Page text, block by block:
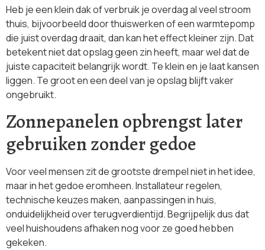
Heb je een klein dak of verbruik je overdag al veel stroom
thuis, bijvoorbeeld door thuiswerken of een warmtepomp
die juist overdag draait, dan kan het effect kleiner zijn. Dat
betekent niet dat opslag geen zin heeft, maar wel dat de
juiste capaciteit belangrijk wordt. Te klein en je laat kansen
liggen. Te groot en een deel van je opslag blijft vaker
ongebruikt.
Zonnepanelen opbrengst later
gebruiken zonder gedoe
Voor veel mensen zit de grootste drempel niet in het idee,
maar in het gedoe eromheen. Installateur regelen,
technische keuzes maken, aanpassingen in huis,
onduidelijkheid over terugverdientijd. Begrijpelijk dus dat
veel huishoudens afhaken nog voor ze goed hebben
gekeken.